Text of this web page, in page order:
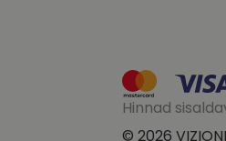
Hinnad
© 2026